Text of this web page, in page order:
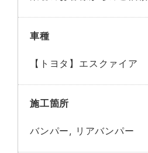
車種
【トヨタ】エスクァイア
施工箇所
バンパー, リアバンパー